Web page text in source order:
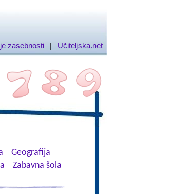
zasebnosti | Učiteljska.net
Geografija
Zabavna šola